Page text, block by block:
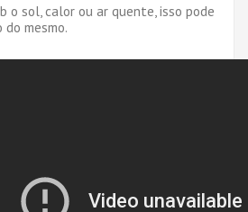
o sol, calor ou ar quente, isso pode
mesmo.